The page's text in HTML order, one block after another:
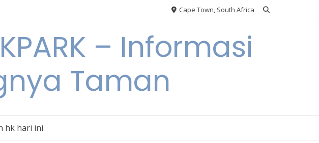
Cape Town, South Africa
– Informasi
Taman
hk hari ini